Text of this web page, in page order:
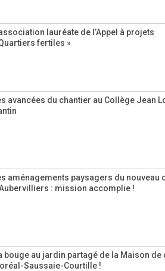
lauréate de l’Appel à projets
fertiles »
avancées du chantier au Collège Jean
aménagements paysagers du nouveau
: mission accomplie !
bouge au jardin partagé de la Maison de
Saussaie-Courtille !